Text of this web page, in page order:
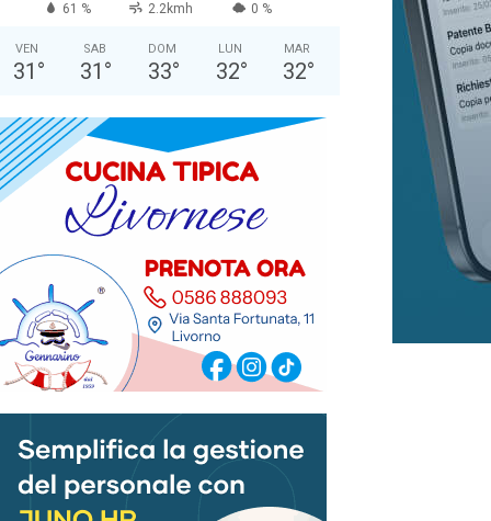
61 % 2.2kmh 0 %
VEN
31 °
SAB
31 °
DOM
33°
LUN
32°
MAR
32°